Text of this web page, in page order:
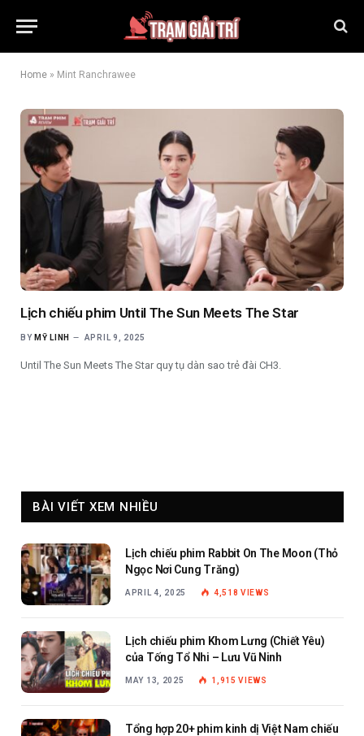
Home » Mint Ranchrawee
Lịch chiếu phim Until The Sun Meets The Star
BY MỸ LINH APRIL 9, 2025
Until The Sun Meets The Star quy tụ dàn sao trẻ đài CH3.
BÀI VIẾT XEM NHIỀU
Lịch chiếu phim Rabbit On The Moon (Thỏ
Ngọc Nơi Cung Trăng)
APRIL 4, 2025 4,518VIEWS
Lịch chiếu phim Khom Lưng (Chiết Yêu)
của Tống Tổ Nhi – Lưu Vũ Ninh
MAY 13, 2025 1,915VIEWS
Tổng hợp 20+ phim kinh dị Việt Nam chiếu